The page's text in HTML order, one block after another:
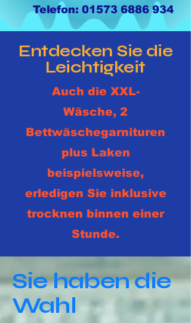
Telefon:01573 6886 934
Entdecken Sie die
Leichtigkeit
Auch die XXL-
Wäsche, 2
Bettwäschegarnituren
plus Laken
beispielsweise,
erledigen Sie inklusive
trocknen binnen einer
Stunde.
Sie haben die
Wahl